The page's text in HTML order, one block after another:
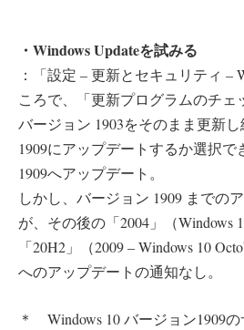
・Windows Updateを試みる
：「設定 – 更新とセキュリティ –
ころで、「更新プログラムのチェ
バージョン 1903をそのまま更新
1909にアップデートするか選択
1909へアップデート。
しかし、バージョン 1909 までの
が、その後の「2004」（Windows
「20H2」（2009 – Windows 10
へのアップデートの通知なし。
＊ Windows 10 バージョン1909